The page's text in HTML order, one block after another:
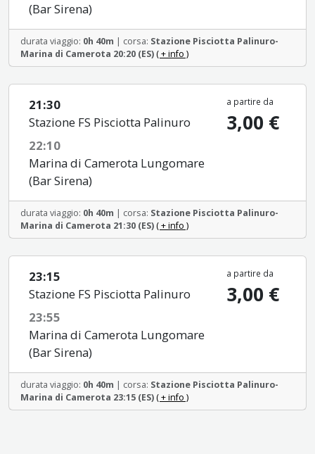
(Bar Sirena)
durata viaggio: 0h 40m | corsa: Stazione Pisciotta Palinuro-
Marina di Camerota 20:20 (ES)( + info )
21:30
Stazione FS Pisciotta Palinuro
22:10
Marina di Camerota Lungomare
(Bar Sirena)
a partire da
3,00 €
durata viaggio: 0h 40m | corsa: Stazione Pisciotta Palinuro-
Marina di Camerota 21:30 (ES)( + info )
23:15
Stazione FS Pisciotta Palinuro
23:55
Marina di Camerota Lungomare
(Bar Sirena)
a partire da
3,00 €
durata viaggio: 0h 40m | corsa: Stazione Pisciotta Palinuro-
Marina di Camerota 23:15 (ES)( + info )